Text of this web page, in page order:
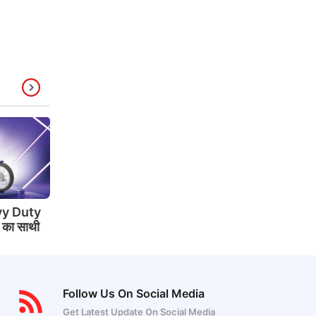
Duty
साथी
Follow Us On Social Media
Get Latest Update On Social Media